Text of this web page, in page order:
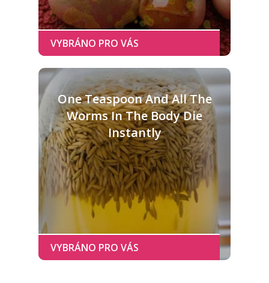
One Teaspoon And All The
Worms In The Body Die
Instantly